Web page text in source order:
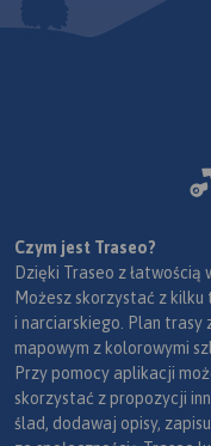
Czym jest Traseo?
Dzięki Traseo z łatwością
Możesz skorzystać z
i narciarskiego. Plan trasy
mapowym z kolorowymi
Przy pomocy aplikacji
skorzystać z propozycji
ślad, dodawaj opisy,